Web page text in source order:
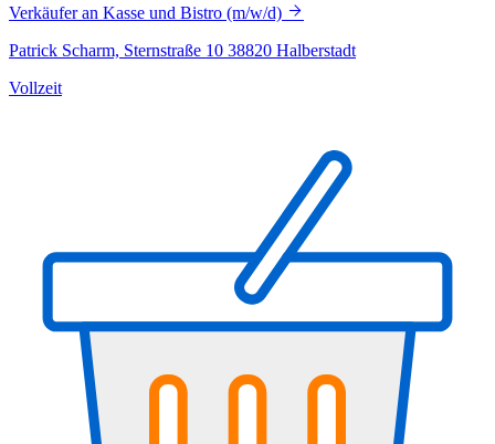
Verkäufer an Kasse und Bistro (m/w/d)
Patrick Scharm, Sternstraße 10 38820 Halberstadt
Vollzeit